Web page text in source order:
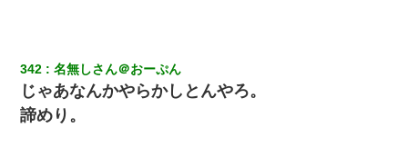
「話してみるよ」→ 後日・・・
兄の新しい嫁がやらかしすぎて辛い。当たり前のように実家や姪
の幼稚園に来る
342 名無しさん＠おーぷん
じゃあなんかやらかしとんやろ。
諦めり。